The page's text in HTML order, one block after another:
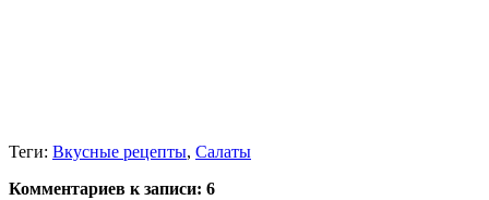
Теги: Вкусные рецепты, Салаты
Комментариев к записи: 6